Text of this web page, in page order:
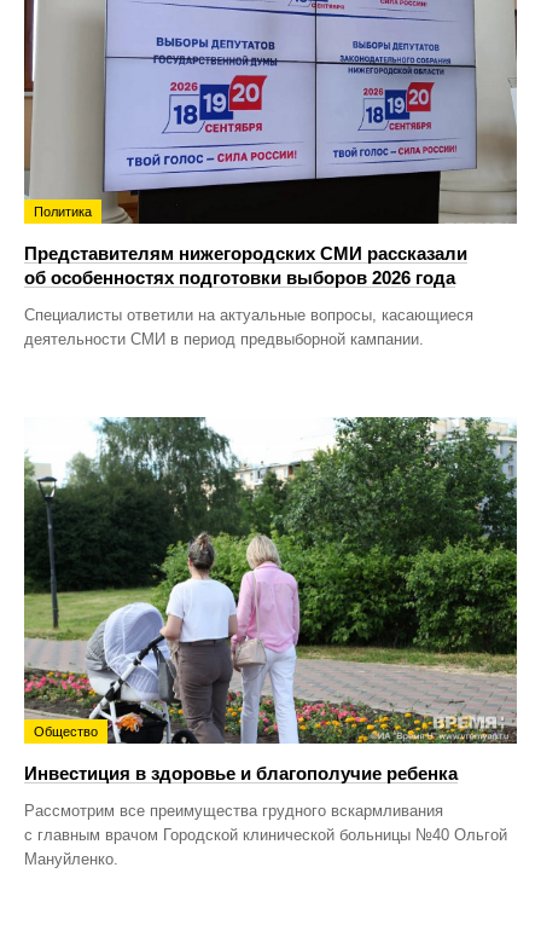
Политика
Представителям нижегородских СМИ рассказали
об особенностях подготовки выборов 2026 года
Специалисты ответили на актуальные вопросы, касающиеся
деятельности СМИ в период предвыборной кампании.
Общество
Инвестиция в здоровье и благополучие ребенка
Рассмотрим все преимущества грудного вскармливания
с главным врачом Городской клинической больницы №40 Ольгой
Мануйленко.